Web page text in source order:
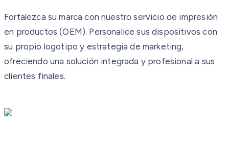
Fortalezca su marca con nuestro servicio de impresión
en productos (OEM). Personalice sus dispositivos con
su propio logotipo y estrategia de marketing,
ofreciendo una solución integrada y profesional a sus
clientes finales.